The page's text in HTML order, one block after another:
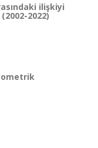
ilişkiyi
2022)